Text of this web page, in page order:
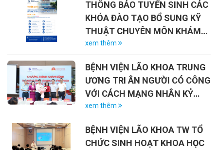
THÔNG BÁO TUYỂN SINH CÁC
KHÓA ĐÀO TẠO BỔ SUNG KỸ
THUẬT CHUYÊN MÔN KHÁM
CHỮA BỆNH NĂM 2026
xem thêm
BỆNH VIỆN LÃO KHOA TRUNG
ƯƠNG TRI ÂN NGƯỜI CÓ CÔNG
VỚI CÁCH MẠNG NHÂN KỶ
NIỆM 79 NĂM NGÀY THƯƠNG
27/7/2026)
xem thêm
BỆNH VIỆN LÃO KHOA TW TỔ
CHỨC SINH HOẠT KHOA HỌC